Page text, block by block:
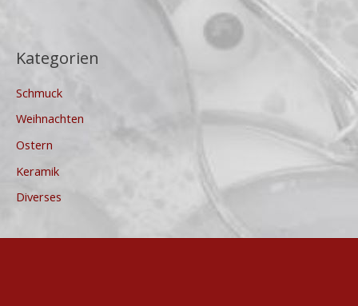
Kategorien
Schmuck
Weihnachten
Ostern
Keramik
Diverses